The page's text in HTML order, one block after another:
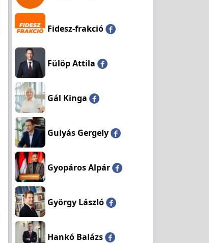
Fidesz-frakció
Fülöp Attila
Gál Kinga
Gulyás Gergely
Gyopáros Alpár
György László
Hankó Balázs